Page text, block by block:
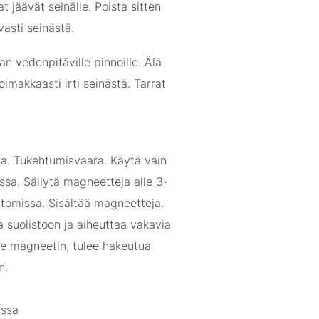
jäävät seinälle. Poista sitten
seinästä.
vedenpitäville pinnoille. Älä
irti seinästä. Tarrat
Tukehtumisvaara. Käytä vain
Säilytä magneetteja alle 3-
Sisältää magneetteja.
ja aiheuttaa vakavia
magneetin, tulee hakeutua